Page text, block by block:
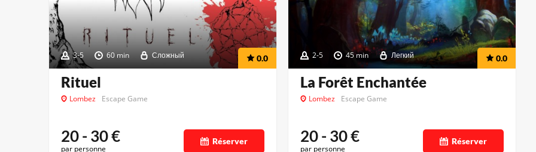
3-5 60 min Сложный 0.0
Rituel
Lombez Escape Game
20 - 30€
par personne
Réserver
2-5 45 min Легкий 0.0
La Forêt Enchantée
Lombez Escape Game
20 - 30€
par personne
Réserver